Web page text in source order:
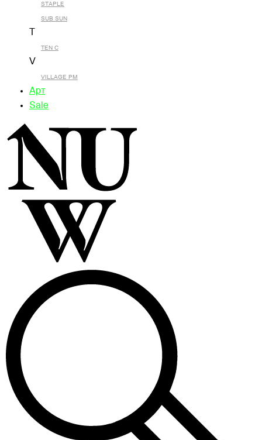
STAPLE
SUB SUN
TEN C
V
VILLAGE PM
Арт
Sale